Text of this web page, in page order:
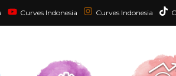
Curves Indonesia Curves Indonesia